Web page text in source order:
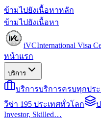
ข้ามไปยังเนื้อหาหลัก
ข้ามไปยังเนื้อหา
iVCInternational Visa
หน้าแรก
บริการ
บริการบริการครบทุกปร
วีซ่า 195 ประเทศทั่วโลก
Investor, Skilled…